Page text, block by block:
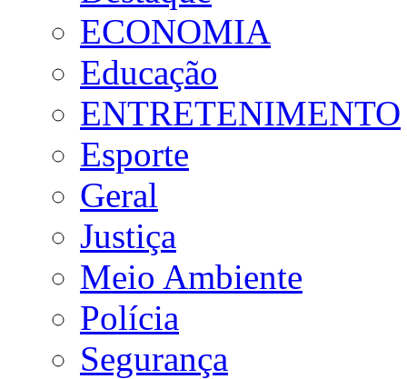
ECONOMIA
Educação
ENTRETENIMENTO
Esporte
Geral
Justiça
Meio Ambiente
Polícia
Segurança